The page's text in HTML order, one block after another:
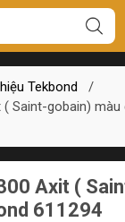
Tekbond
/
Saint-gobain) màu
Axit (
611294